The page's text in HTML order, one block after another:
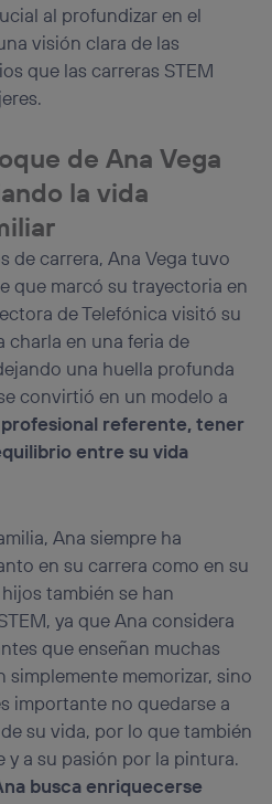
al profundizar en el
visión clara de las
que las carreras STEM
de Ana Vega
la vida
de carrera, Ana Vega tuvo
que marcó su trayectoria en
de Telefónica visitó su
charla en una feria de
una huella profunda
convirtió en un modelo a
referente, tener
entre su vida
Ana siempre ha
en su carrera como en su
también se han
ya que Ana considera
que enseñan muchas
simplemente memorizar, sino
importante no quedarse a
su vida, por lo que también
a su pasión por la pintura.
busca enriquecerse